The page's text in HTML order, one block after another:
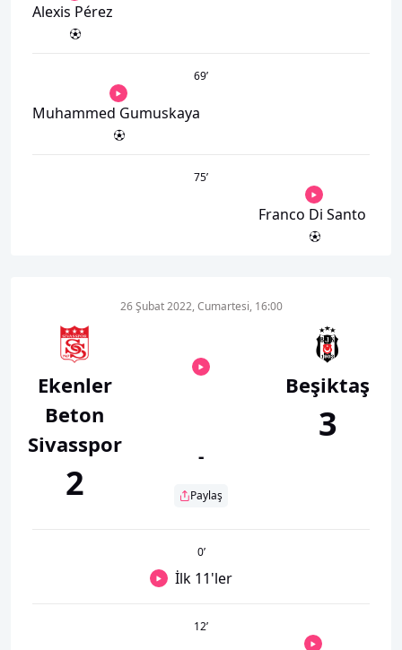
Alexis Pérez
69’
Muhammed Gumuskaya
75’
Franco Di Santo
Ekenler
Beton
Sivasspor
2
26 Şubat 2022, Cumartesi, 16:00
-
Paylaş
Beşiktaş
3
0’
İlk 11'ler
12’